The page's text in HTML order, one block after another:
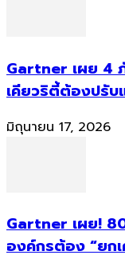
Gartner เผย 4
เคียวริตี้ต้องปรับ
มิถุนายน 17, 2026
Gartner เผย!
องค์กรต้อง “ยกเ